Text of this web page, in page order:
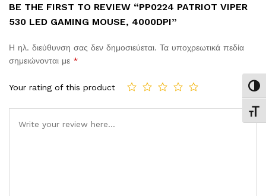
BE THE FIRST TO REVIEW “PP0224 PATRIOT VIPER
530 LED GAMING MOUSE, 4000DPI”
Η ηλ. διεύθυνση σας δεν δημοσιεύεται. Τα υποχρεωτικά πεδία
σημειώνονται με *
Your rating of this product